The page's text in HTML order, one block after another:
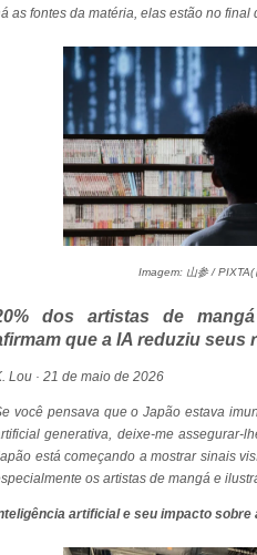
as fontes da matéria, elas estão no final
Imagem: 山参 / PIXTA(
dos artistas de
que a IA reduziu seus
Lou · 21 de maio de 2026
você pensava que o Japão estava
generativa, deixe-me assegurar-
está começando a mostrar sinais
os artistas de mangá e
artificial e seu impacto